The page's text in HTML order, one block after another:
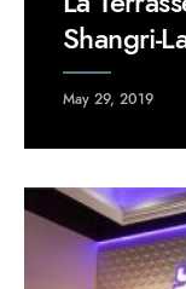
Shangri-
May 29, 2019